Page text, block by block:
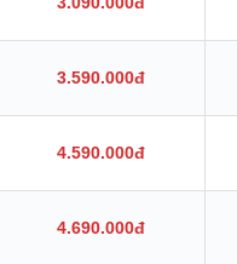
3.590.000đ
4.590.000đ
4.690.000đ